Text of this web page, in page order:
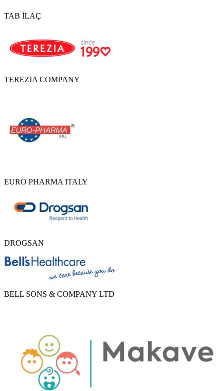
TAB İLAÇ
TEREZIA COMPANY
EURO PHARMA ITALY
DROGSAN
BELL SONS & COMPANY LTD